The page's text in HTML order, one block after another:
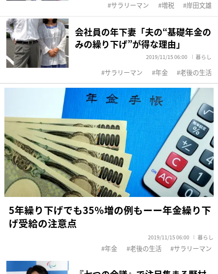
サラリーマン 増税 岸田文雄
会社員の年下妻「夫の“基礎年金の
みの繰り下げ”が得な理由」
2019/11/15 06:00 暮らし
サラリーマン 年金 老後の生活
5年繰り下げでも35％増の例もーー年金繰り下
げ受給の注意点
2019/11/15 06:00 暮らし
年金 老後の生活 サラリーマン